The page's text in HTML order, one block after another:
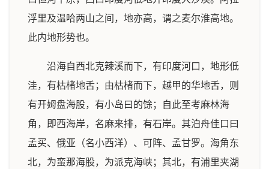
浮里及温哈两山之间，地亦高，谓之麦尔淮高地。
此内地形势也。
沿海自西北克辣溪而下，有印度河口，地形低
洼，有枯楮地舌；由枯楮而下，越甲的华地舌，则
有开姆盘海股，有小岛曰的馀；自此至考麻林海
角，即西海岸，名麻来排，有石岸。其泊舟佳口曰
孟买、俄亚（名小西洋）、可阵、孟甘罗。海角东
北，为蛮那海股，为派克海峡；其北，有浦里夹湖